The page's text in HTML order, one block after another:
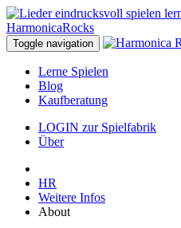
Toggle navigation
Lerne Spielen
Blog
Kaufberatung
LOGIN zur Spielfabrik
Über
HR
Weitere Infos
About